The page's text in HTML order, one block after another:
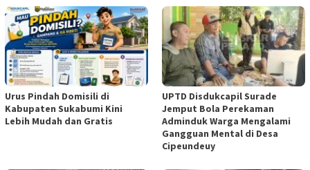
Urus Pindah Domisili di
Kabupaten Sukabumi Kini
Lebih Mudah dan Gratis
UPTD Disdukcapil Surade
Jemput Bola Perekaman
Adminduk Warga Mengalami
Gangguan Mental di Desa
Cipeundeuy